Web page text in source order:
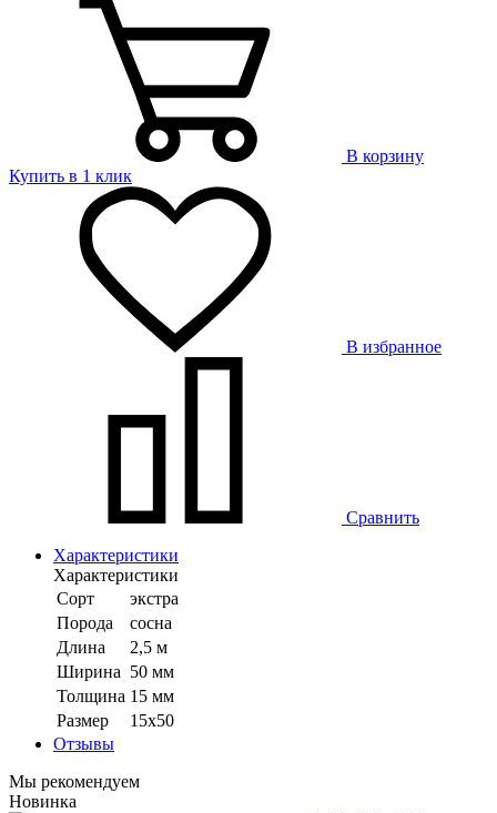
В корзину
Купить в 1 клик
В избранное
Сравнить
Характеристики
Характеристики
Сорт
экстра
Порода
сосна
Длина
2,5 м
Ширина 50 мм
Толщина 15 мм
Размер
15х50
Отзывы
Мы рекомендуем
Новинка